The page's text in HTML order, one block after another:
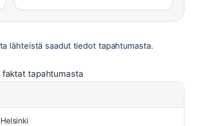
lähteistä saadut tiedot tapahtumasta.
tapahtumasta